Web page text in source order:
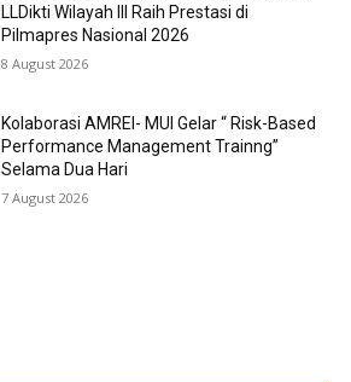
LLDikti Wilayah III Raih Prestasi di
Pilmapres Nasional 2026
8 August 2026
Kolaborasi AMREI- MUI Gelar “ Risk-Based
Performance Management Trainng”
Selama Dua Hari
7 August 2026